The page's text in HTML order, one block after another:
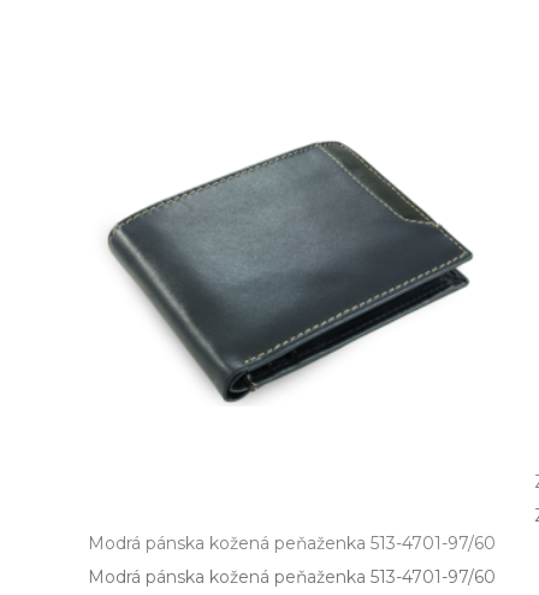
Modrá pánska kožená peňaženka 513-4701-97/60
Modrá pánska kožená peňaženka 513­-4701­-97/60